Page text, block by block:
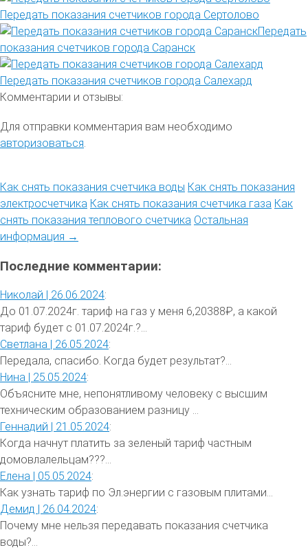
Передать показания счетчиков города Сертолово
Передать
показания счетчиков города Саранск
Передать показания счетчиков города Салехард
Комментарии и отзывы:
Для отправки комментария вам необходимо
авторизоваться.
Как снять показания счетчика воды Как снять показания
электросчетчика Как снять показания счетчика газа Как
снять показания теплового счетчика Остальная
информация →
Последние комментарии:
Николай | 26.06.2024:
До 01.07.2024г. тариф на газ у меня 6,20388₽, а какой
тариф будет с 01.07.2024г.?...
Светлана | 26.05.2024:
Передала, спасибо. Когда будет результат?...
Нина | 25.05.2024:
Объясните мне, непонятливому человеку с высшим
техническим образованием разницу ...
Геннадий | 21.05.2024:
Когда начнут платить за зеленый тариф частным
домовлалельцам???...
Елена | 05.05.2024:
Как узнать тариф по Эл.энергии с газовым плитами...
Демид | 26.04.2024:
Почему мне нельзя передавать показания счетчика
воды?...